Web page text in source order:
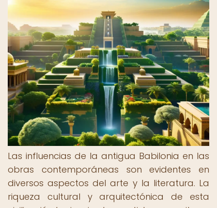
Las influencias de la antigua Babilonia en las
obras contemporáneas son evidentes en
diversos aspectos del arte y la literatura. La
riqueza cultural y arquitectónica de esta